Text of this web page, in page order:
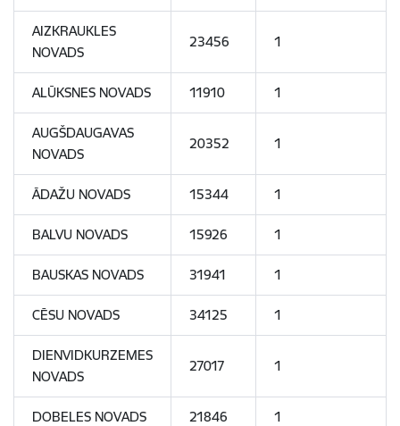
AIZKRAUKLES
NOVADS
23456 1
ALŪKSNES NOVADS 11910 1
AUGŠDAUGAVAS
NOVADS
20352 1
ĀDAŽU NOVADS 15344 1
BALVU NOVADS 15926 1
BAUSKAS NOVADS 31941 1
CĒSU NOVADS 34125 1
DIENVIDKURZEMES
NOVADS
27017 1
DOBELES NOVADS 21846 1